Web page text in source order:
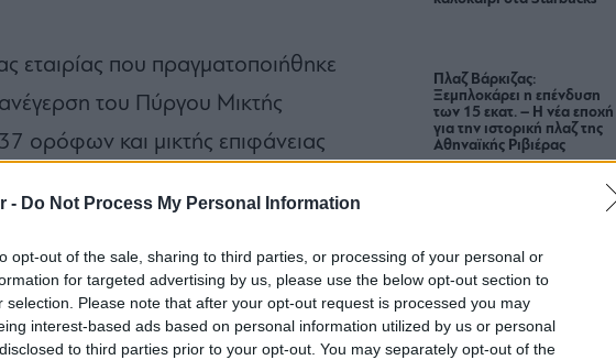
- Do Not Process My Personal Information
opt-out of the sale, sharing to third parties, or processing of your personal or
for targeted advertising by us, please use the below opt-out section to
selection. Please note that after your opt-out request is processed you may
interest-based ads based on personal information utilized by us or personal
to third parties prior to your opt-out. You may separately opt-out of the
εταιρίας που πραγματοποιήθηκε
του Πύργου Μικτής
ορόφων και μικτής επιφάνειας
διαφόρων ειδών
γραφεία, καταστήματα και χώρους
ο συνολικός προϋπολογισμός
Πλαζ Βάρκιζας:
Ξεμπλοκάρει η επένδυση
των 15 εκατ. – Η νέα εποχή
για την ιστορική πλαζ της
Αθηναϊκής Ριβιέρας
Νόστος Μεζέ: Μια σύγχρονη